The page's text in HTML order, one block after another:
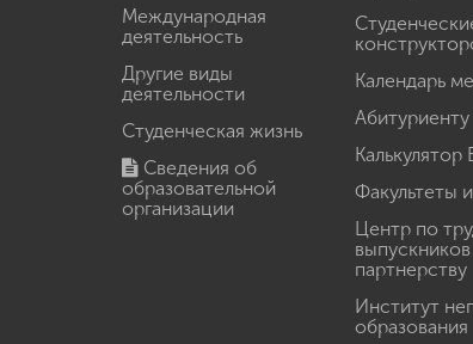
Международная
деятельность
Другие виды
деятельности
Студенческая жизнь
Сведения об
образовательной
организации
Календарь
Абитуриенту
Калькулятор
Факультеты
Центр по
партнерству
Институт
образования